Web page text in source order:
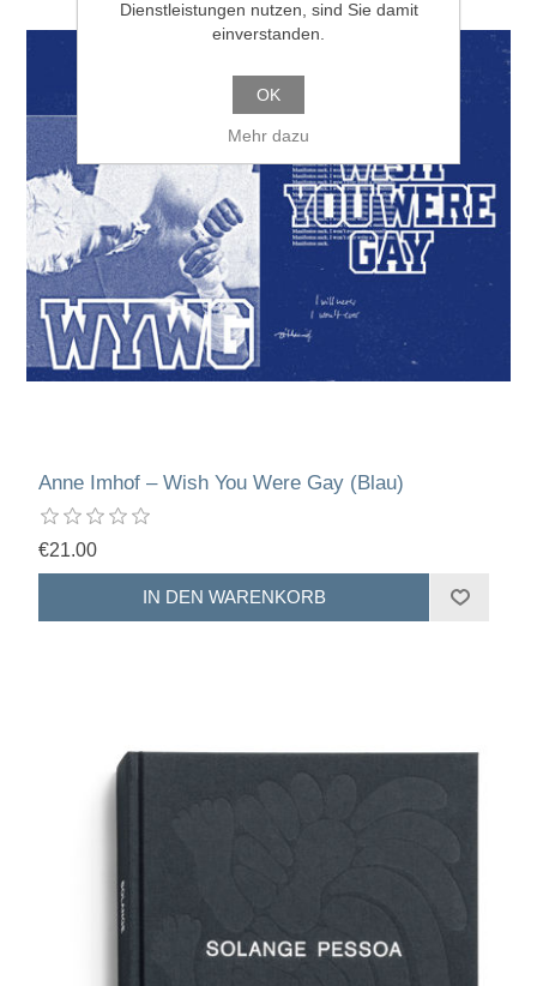
Anne Imhof – Wish You Were Gay (Blau)
€21.00
Dienstleistungen nutzen, sind Sie damit
einverstanden.
OK
Mehr dazu